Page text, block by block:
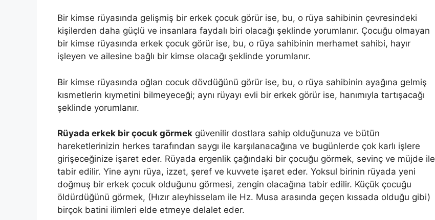
Bir kimse rüyasında gelişmiş bir erkek çocuk görür ise, bu, o rüya sahibinin çevresindeki
kişilerden daha güçlü ve insanlara faydalı biri olacağı şeklinde yorumlanır. Çocuğu olmayan
bir kimse rüyasında erkek çocuk görür ise, bu, o rüya sahibinin merhamet sahibi, hayır
işleyen ve ailesine bağlı bir kimse olacağı şeklinde yorumlanır.
Bir kimse rüyasında oğlan cocuk dövdüğünü görür ise, bu, o rüya sahibinin ayağına gelmiş
kısmetlerin kıymetini bilmeyeceği; aynı rüyayı evli bir erkek görür ise, hanımıyla tartışacağı
şeklinde yorumlanır.
Rüyada erkek bir çocuk görmek güvenilir dostlara sahip olduğunuza ve bütün
hareketlerinizin herkes tarafından saygı ile karşılanacağına ve bugünlerde çok karlı işlere
girişeceğinize işaret eder. Rüyada ergenlik çağındaki bir çocuğu görmek, sevinç ve müjde ile
tabir edilir. Yine aynı rüya, izzet, şeref ve kuvvete işaret eder. Yoksul birinin rüyada yeni
doğmuş bir er­kek çocuk olduğunu görmesi, zengin olacağına tabir edilir. Küçük çocuğu
öldürdüğünü görmek, (Hızır aleyhisselam ile Hz. Musa arasında geçen kıssada olduğu gibi)
birçok batini ilimleri elde etmeye delalet eder.